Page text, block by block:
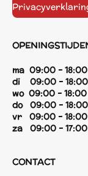
ma 09:00 -
di 09:00 -
wo 09:00 -
do 09:00 -
vr 09:00 -
za 09:00 -
CONTACT